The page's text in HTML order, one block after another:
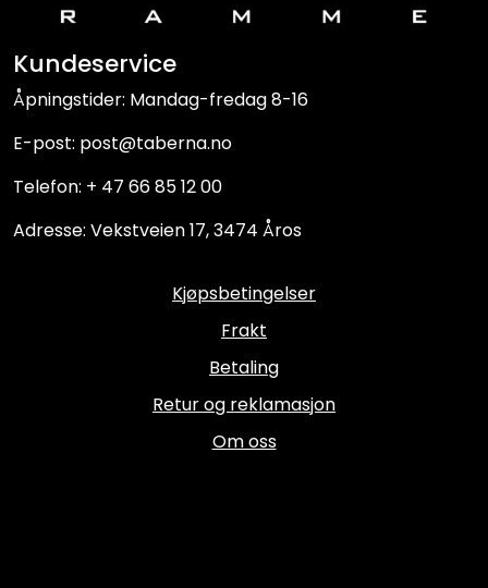
Kundeservice
Åpningstider: Mandag-fredag 8-16
E-post: post@taberna.no
Telefon: + 47 66 85 12 00
Adresse: Vekstveien 17, 3474 Åros
Kjøpsbetingelser
Frakt
Betaling
Retur og reklamasjon
Om oss